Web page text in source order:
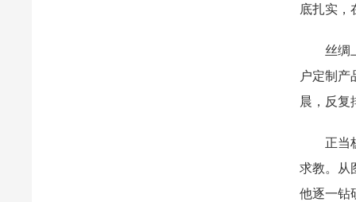
底扎实，
丝绸上
户定制产
晨，反复
正当杨
求教。从
他逐一钻